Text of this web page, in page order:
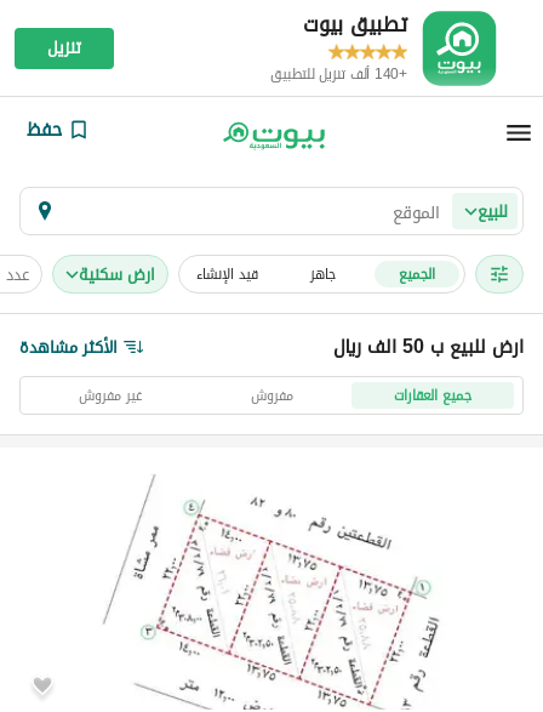
تطبيق بيوت
+140 ألف تنزيل للتطبيق
تنزيل
حفظ
للبيع
الجميع جاهز قيد الإنشاء ارض سكنية
ارض للبيع ب 50 الف ريال الأكثر مشاهدة
جميع العقارات مفروش غير مفروش